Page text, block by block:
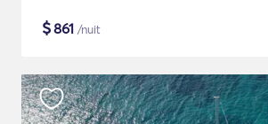
$861 /nuit